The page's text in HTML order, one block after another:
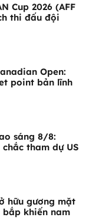
Cup 2026 (AFF
thi đấu đội
Open:
point bản lĩnh
sáng 8/8:
tham dự US
hữu gương mặt
bắp khiến nam